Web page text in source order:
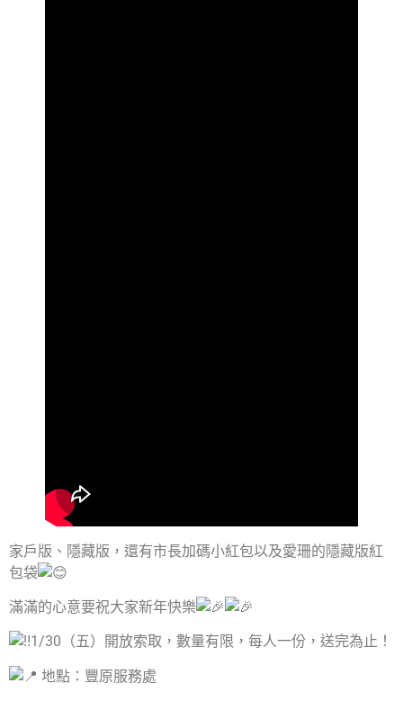
家戶版、隱藏版，還有市長加碼小紅包以及愛珊的隱藏版紅
包袋
滿滿的心意要祝大家新年快樂
1/30（五）開放索取，數量有限，每人一份，送完為止！
地點：豐原服務處